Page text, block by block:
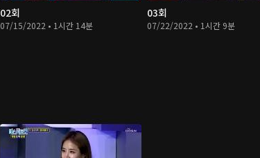
02회
07/15/2022 • 1시간 14분
03회
07/22/2022 • 1시간 9분